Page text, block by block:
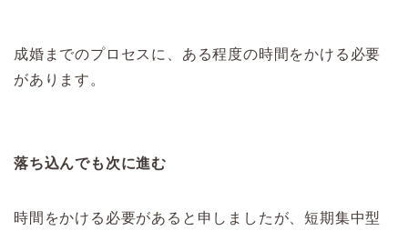
成婚までのプロセスに、ある程度の時間をかける必要
があります。
落ち込んでも次に進む
時間をかける必要があると申しましたが、短期集中型